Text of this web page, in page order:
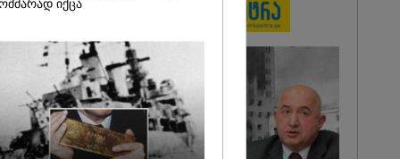
იქცა